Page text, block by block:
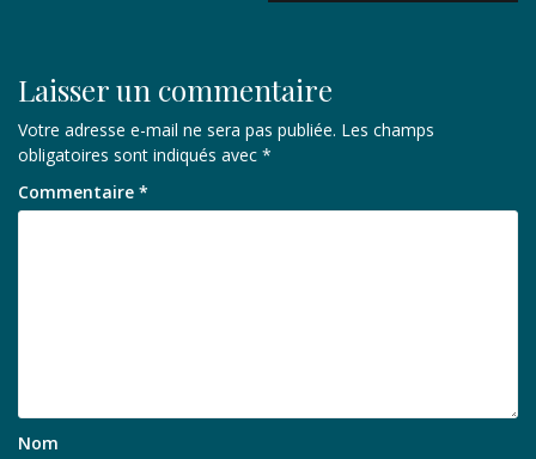
Laisser un commentaire
Votre adresse e-mail ne sera pas publiée. Les champs
obligatoires sont indiqués avec *
Commentaire *
Nom